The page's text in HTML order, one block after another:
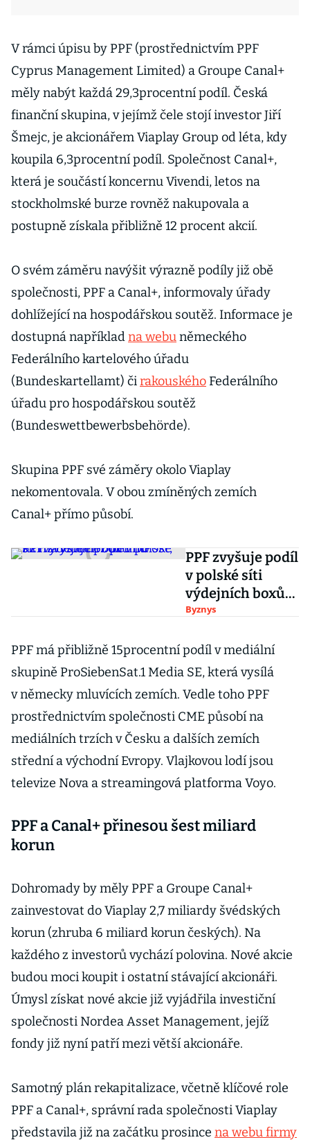
V rámci úpisu by PPF (prostřednictvím PPF
Cyprus Management Limited) a Groupe Canal+
měly nabýt každá 29,3procentní podíl. Česká
finanční skupina, v jejímž čele stojí investor Jiří
Šmejc, je akcionářem Viaplay Group od léta, kdy
koupila 6,3procentní podíl. Společnost Canal+,
která je součástí koncernu Vivendi, letos na
stockholmské burze rovněž nakupovala a
postupně získala přibližně 12 procent akcií.
O svém záměru navýšit výrazně podíly již obě
společnosti, PPF a Canal+, informovaly úřady
dohlížející na hospodářskou soutěž. Informace je
dostupná napříkladna webuněmeckého
Federálního kartelového úřadu
(Bundeskartellamt) čirakouskéhoFederálního
úřadu pro hospodářskou soutěž
(Bundeswettbewerbsbehörde).
Skupina PPF své záměry okolo Viaplay
nekomentovala. V obou zmíněných zemích
Canal+ přímo působí.
PPF zvyšuje podíl
v polské síti
výdejních boxů
InPost, už má
Byznys
PPF má přibližně 15procentní podíl v mediální
skupině ProSiebenSat.1 Media SE, která vysílá
v německy mluvících zemích. Vedle toho PPF
prostřednictvím společnosti CME působí na
mediálních trzích v Česku a dalších zemích
střední a východní Evropy. Vlajkovou lodí jsou
televize Nova a streamingová platforma Voyo.
PPF a Canal+ přinesou šest miliard
korun
Dohromady by měly PPF a Groupe Canal+
zainvestovat do Viaplay 2,7 miliardy švédských
korun (zhruba 6 miliard korun českých). Na
každého z investorů vychází polovina. Nové akcie
budou moci koupit i ostatní stávající akcionáři.
Úmysl získat nové akcie již vyjádřila investiční
společnosti Nordea Asset Management, jejíž
fondy již nyní patří mezi větší akcionáře.
Samotný plán rekapitalizace, včetně klíčové role
PPF a Canal+, správní rada společnosti Viaplay
představila již na začátku prosince na webu firmy